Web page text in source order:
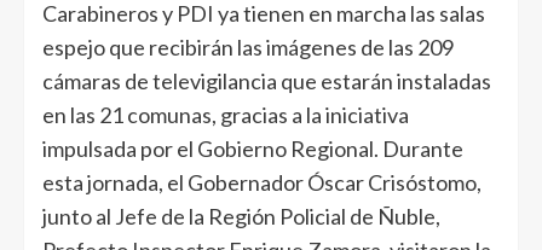
Carabineros y PDI ya tienen en marcha las salas
espejo que recibirán las imágenes de las 209
cámaras de televigilancia que estarán instaladas
en las 21 comunas, gracias a la iniciativa
impulsada por el Gobierno Regional. Durante
esta jornada, el Gobernador Óscar Crisóstomo,
junto al Jefe de la Región Policial de Ñuble,